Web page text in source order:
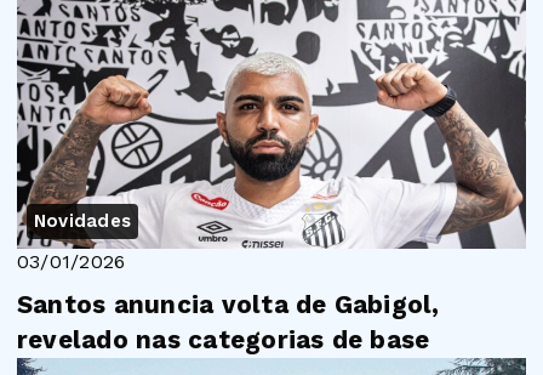
Novidades
03/01/2026
Santos anuncia volta de Gabigol,
revelado nas categorias de base